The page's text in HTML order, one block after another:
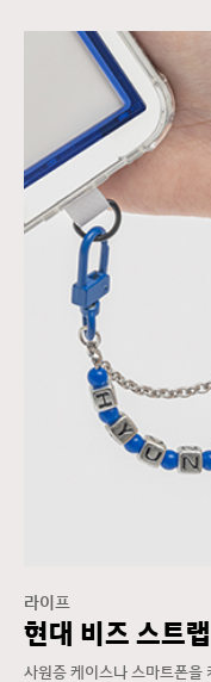
라이프
현대 비즈 스트랩
사원증 케이스나 스마트폰을